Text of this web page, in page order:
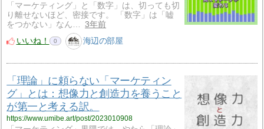
「マーケティング」と「数字」は、切っても切
り離せないほど、密接です。 「数字」は「嘘
をつかない」なん…
3年前
いいね！
0 海辺の部屋
「理論」に頼らない「マーケティン
グ」とは：想像力と創造力を養うこと
が第一と考える訳。
https://www.umibe.art/post/2023010908